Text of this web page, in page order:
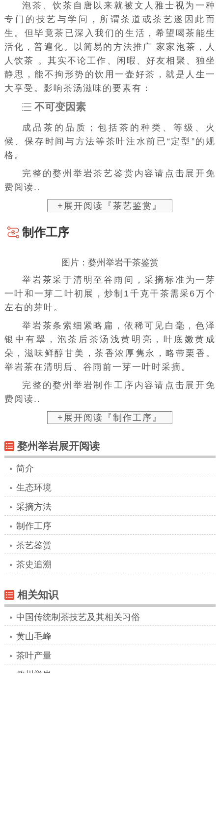
泡茶、饮茶自唐以来就被 文人雅士视为一种
专门的 技艺 与学问，所谓茶道或茶艺遂因此而
生。但毕竟茶已深入我们的生活，希望喝茶能生
活化，普遍化。以简易的方法推广 家家泡茶，人
人饮茶 。其实不论工作、闲暇、好友相聚、独坐
静思，能不拘形势的饮用一壶好茶，就是人生一
大享受。影响茶汤滋味的要素有：
不可变因素
成品茶的 品质 ；包括茶的种类、等级、火
候、保存时间与方法等茶叶注水前已“定型”的规
格。
完整的婺州举岩茶艺鉴赏内容请点击展开免
费阅读..
+展开阅读『茶艺鉴赏』
制作工序
图片：婺州举岩干茶鉴赏
举岩茶采于清明 至谷雨 间，采摘标准为一芽
一叶和一芽二叶初展，炒制1千克干茶需采6万个
左右的芽叶。
举岩茶条索细紧略扁，依稀可见白毫，色泽
银中有翠，泡茶后茶汤浅黄明亮，叶底嫩黄成
朵，滋味鲜醇甘美，茶香浓厚隽永，略带栗香。
举岩茶在清明后、谷雨前一芽一叶时采摘。
完整的婺州举岩制作工序内容请点击展开免
费阅读..
+展开阅读『制作工序』
婺州举岩展开阅读
简介
生态环境
采摘方法
制作工序
茶艺鉴赏
茶史追溯
相关知识
中国传统制茶技艺及其相关习俗
黄山毛峰
茶叶产量
婺州举岩